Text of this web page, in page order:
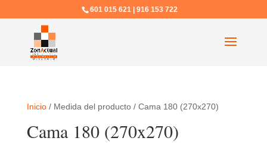
601 015 621 | 916 153 722
Inicio/ Medida del producto / Cama 180 (270x270)
Cama 180 (270x270)